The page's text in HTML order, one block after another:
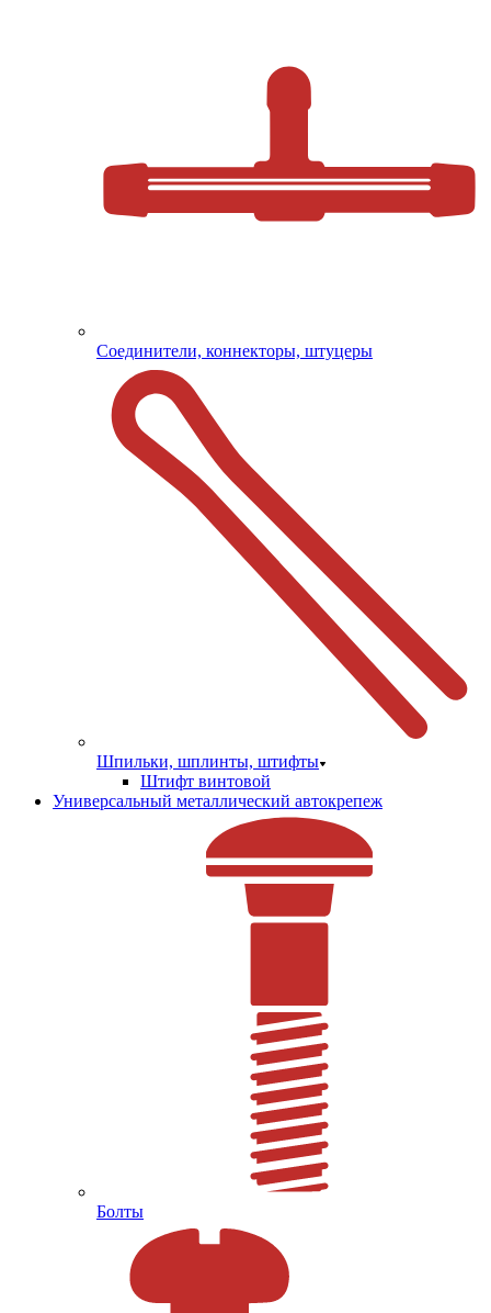
Соединители, коннекторы, штуцеры
Шпильки, шплинты, штифты
Штифт винтовой
Универсальный металлический автокрепеж
Болты